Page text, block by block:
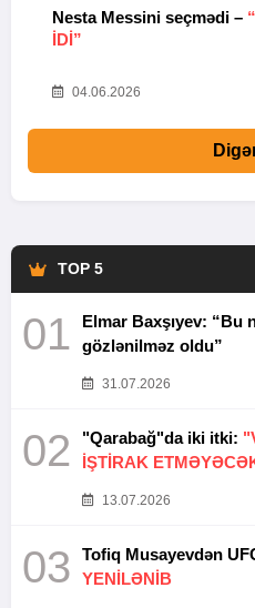
Nesta Messini seçmədi –
IDI”
04.06.2026
TOP 5
01
Elmar Baxşıyev: “Bu
gözlənilməz oldu”
31.07.2026
02 "Qarabağ"da iki itki:
İŞTİRAK
13.07.2026
03
YENİLƏNİB